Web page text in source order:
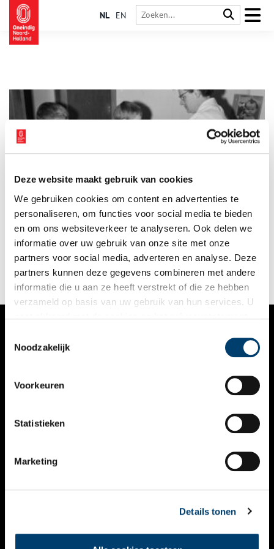
Deze website maakt gebruik van cookies
We gebruiken cookies om content en advertenties te
personaliseren, om functies voor social media te bieden
en om ons websiteverkeer te analyseren. Ook delen we
informatie over uw gebruik van onze site met onze
partners voor social media, adverteren en analyse. Deze
partners kunnen deze gegevens combineren met andere
informatie die u aan ze heeft verstrekt of die ze hebben
verzameld op basis van uw gebruik van hun services. U
Noodzakelijk
Voorkeuren
Statistieken
Marketing
Details tonen
NL EN
Tegenwoordig kunnen we ons weinig voorstellen dat
droeviger is dan ouders die hun kinderen overleven. Maar nog
geen honderd jaar geleden hoorde kindersterfte onlosmakelijk
bij het leven. Infectieziekten als polio, difterie en mazelen
sloegen blijvende gaten in jonge gezinnen. Dankzij het in
1957 gestarte Rijksvaccinatieprogramma zijn dit soort
epidemieën zeldzaam geworden.
VERHALEN
KALENDER
THEMA’S
VIDEO’S
CONTACT